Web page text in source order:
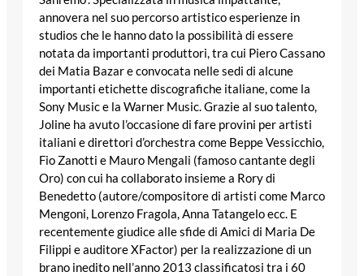
annovera nel suo percorso artistico esperienze in
studios che le hanno dato la possibilità di essere
notata da importanti produttori, tra cui Piero Cassano
dei Matia Bazar e convocata nelle sedi di alcune
importanti etichette discografiche italiane, come la
Sony Music e la Warner Music. Grazie al suo talento,
Joline ha avuto l’occasione di fare provini per artisti
italiani e direttori d’orchestra come Beppe Vessicchio,
Fio Zanotti e Mauro Mengali (famoso cantante degli
Oro) con cui ha collaborato insieme a Rory di
Benedetto (autore/compositore di artisti come Marco
Mengoni, Lorenzo Fragola, Anna Tatangelo ecc. E
recentemente giudice alle sfide di Amici di Maria De
Filippi e auditore XFactor) per la realizzazione di un
brano inedito nell’anno 2013 classificatosi tra i 60